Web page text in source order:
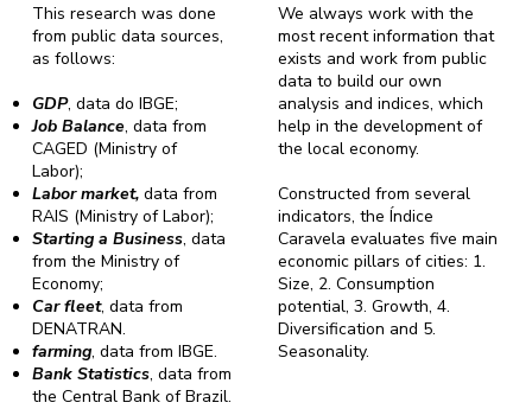
We always work with the
most recent information that
exists and work from public
data to build our own
analysis and indices, which
help in the development of
the local economy.
Constructed from several
indicators, the Índice
Caravela evaluates five main
economic pillars of cities: 1.
Size, 2. Consumption
potential, 3. Growth, 4.
Diversification and 5.
Seasonality.
This research was done
from public data sources,
as follows:
GDP, data do IBGE;
Job Balance, data from
CAGED (Ministry of
Labor);
Labor market,data from
RAIS (Ministry of Labor);
Starting a Business, data
from the Ministry of
Economy;
Car fleet, data from
DENATRAN.
farming, data from IBGE.
Bank Statistics, data from
the Central Bank of Brazil.